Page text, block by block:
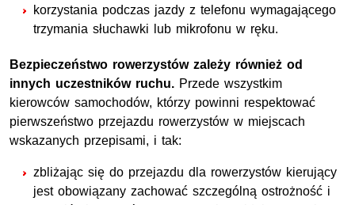
korzystania podczas jazdy z telefonu wymagającego
trzymania słuchawki lub mikrofonu w ręku.
Bezpieczeństwo rowerzystów zależy również od
innych uczestników ruchu.Przede wszystkim
kierowców samochodów, którzy powinni respektować
pierwszeństwo przejazdu rowerzystów w miejscach
wskazanych przepisami, i tak:
zbliżając się do przejazdu dla rowerzystów kierujący
jest obowiązany zachować szczególną ostrożność i